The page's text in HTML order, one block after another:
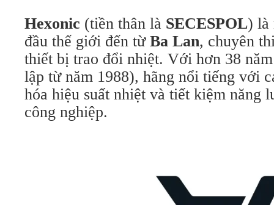
Hexonic (tiền thân là SECESPOL) là
đầu thế giới đến từ Ba Lan, chuyên
thiết bị trao đổi nhiệt. Với hơn 38
lập từ năm 1988), hãng nổi tiếng với
hóa hiệu suất nhiệt và tiết kiệm năng
công nghiệp.